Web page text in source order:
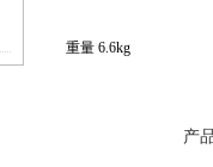
重量 6.6kg
产